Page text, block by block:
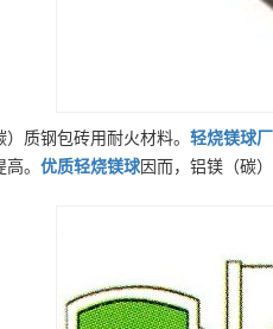
质钢包砖用耐火材料。 轻烧镁球
。 优质轻烧镁球因而，铝镁（碳